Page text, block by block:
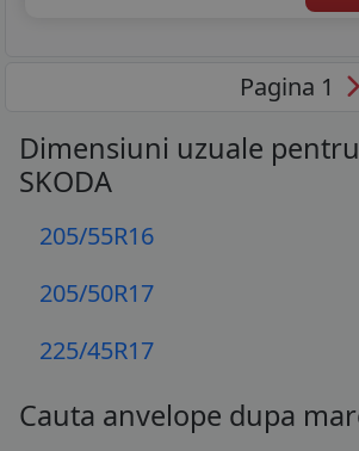
Pagina 1
Dimensiuni uzuale
SKODA
205/55R16
205/50R17
225/45R17
Cauta anvelope dupa